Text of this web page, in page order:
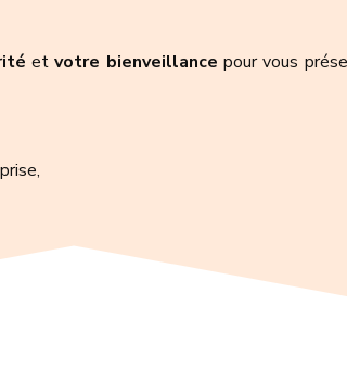
etvotre bienveillance pour vous